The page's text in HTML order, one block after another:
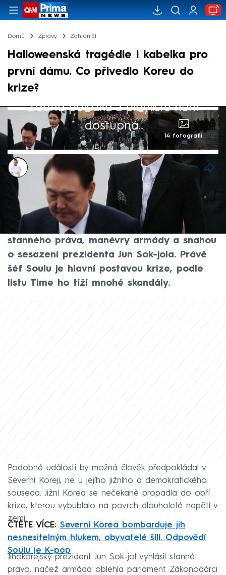
Domů Zprávy Zahraničí
Halloweenská tragédie i kabelka pro
první dámu. Co přivedlo Koreu do
krize?
Žádná položka z playlistu není
dostupná.
14 fotografií
Filip Kalčák
4. pro 2024, 14:38
Jižní Korea se začátkem týdne začala
otřásat v hluboké vnitrostátní krizi, která
vyvrcholila krátkodobým vyhlášením
stanného práva, manévry armády a snahou
o sesazení prezidenta Jun Sok-jola. Právě
šéf Soulu je hlavní postavou krize, podle
listu Time ho tíží mnohé skandály.
Podobné události by možná člověk předpokládal v
Severní Koreji, ne u jejího jižního a demokratického
souseda. Jižní Korea se nečekaně propadla do obří
krize, kterou vybublalo na povrch dlouholeté napětí v
zemi.
ČTĚTE VÍCE: Severní Korea bombarduje jih
nesnesitelným hlukem, obyvatelé šílí. Odpovědí
Soulu je K-pop
Jihokorejský prezident Jun Sok-jol vyhlásil stanné
právo, načež armáda oblehla parlament. Zákonodárci